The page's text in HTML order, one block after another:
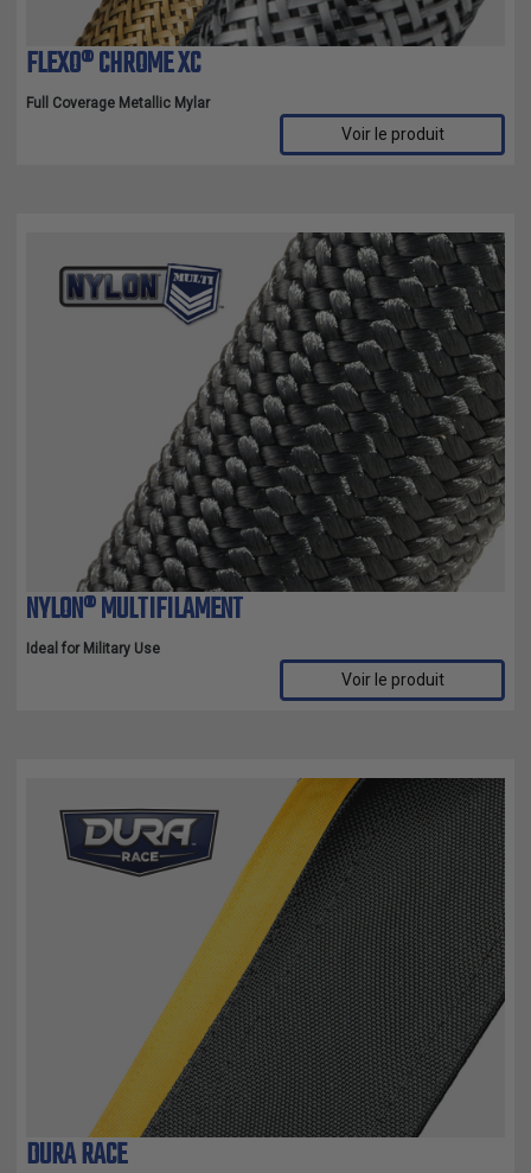
FLEXO® CHROME XC
Full Coverage Metallic Mylar
Voir le produit
NYLON® MULTIFILAMENT
Ideal for Military Use
Voir le produit
DURA RACE